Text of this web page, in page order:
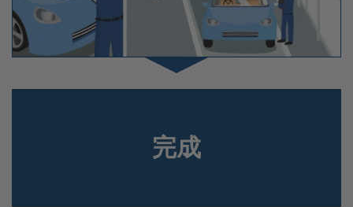
完成